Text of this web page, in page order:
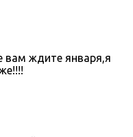
вам ждите января,я